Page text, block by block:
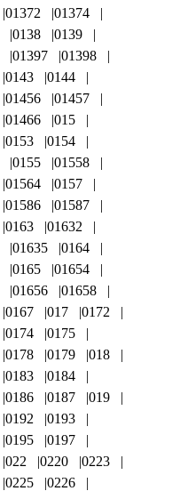
01372
01374
0138
0139
01397
01398
0143
0144
01456
01457
01466
015
0153
0154
0155
01558
01564
0157
01586
01587
0163
01632
01635
0164
0165
01654
01656
01658
0167 017
0172
0174
0175
0178 0179
018
0183
0184
0186 0187
019
0192
0193
0195
0197
022 0220
0223
0225
0226